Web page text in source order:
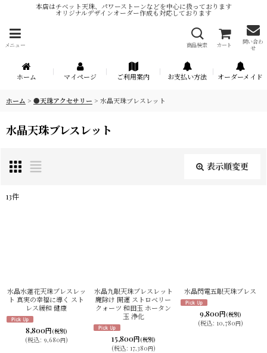
本店はチベット天珠、パワーストーンなどを中心に扱っております
オリジナルデザインオーダー作成も対応しております
メニュー 商品検索 カート
問い合わ
せ
ホーム マイページ ご利用案内 お支払い方法 オーダーメイド
ホーム > ●天珠アクセサリー > 水晶天珠ブレスレット
水晶天珠ブレスレット
表示順変更
絞り込む
13件
水晶水蓮花天珠ブレスレッ
ト 真実の幸福に導く スト
レス緩和 健康
8,800円 (税別)
(税込: 9,680円)
水晶九眼天珠ブレスレット
魔除け 開運 ストロベリー
クォーツ 和田玉 ホータン
玉 浄化
15,800円 (税別)
(税込: 17,380円)
水晶閃電五眼天珠ブレス
9,800円 (税別)
(税込: 10,780円)